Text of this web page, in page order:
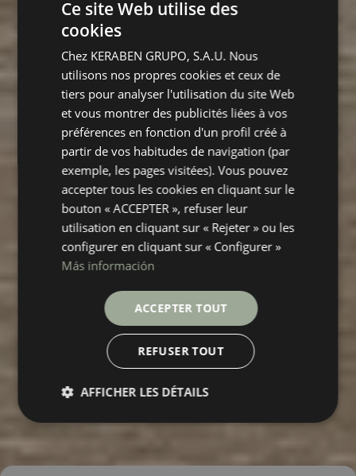
FRENCH
Ce site Web utilise des
cookies
Chez KERABEN GRUPO, S.A.U. Nous
utilisons nos propres cookies et ceux de
tiers pour analyser l'utilisation du site Web
et vous montrer des publicités liées à vos
préférences en fonction d'un profil créé à
partir de vos habitudes de navigation (par
exemple, les pages visitées). Vous pouvez
accepter tous les cookies en cliquant sur le
bouton « ACCEPTER », refuser leur
utilisation en cliquant sur « Rejeter » ou les
configurer en cliquant sur « Configurer »
Más información
ACCEPTER TOUT
REFUSER TOUT
AFFICHER LES DÉTAILS